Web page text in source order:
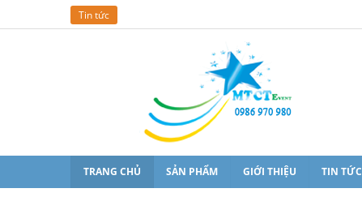
Tin tức
TRANG CHỦ SẢN PHẨM GIỚI THIỆU TIN TỨC